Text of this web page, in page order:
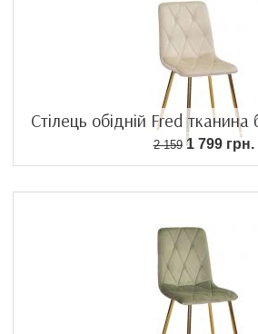
Стілець обідній Fred
2 1591 799 грн.